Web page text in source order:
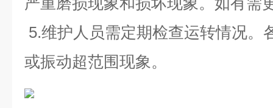
5.维护人员需定期检查运转情况。
或振动超范围现象。